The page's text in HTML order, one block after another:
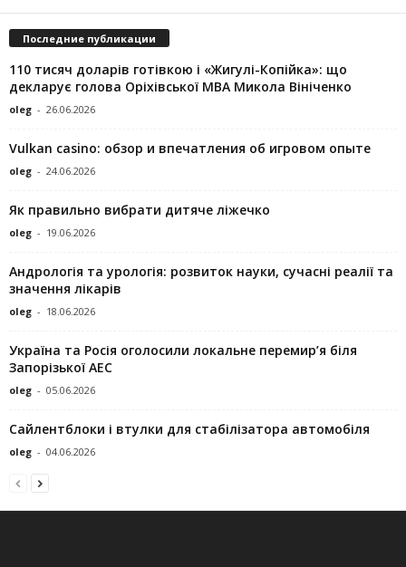
Последние публикации
110 тисяч доларів готівкою і «Жигулі-Копійка»: що
декларує голова Оріхівської МВА Микола Вініченко
oleg - 26.06.2026
Vulkan casino: обзор и впечатления об игровом опыте
oleg - 24.06.2026
Як правильно вибрати дитяче ліжечко
oleg - 19.06.2026
Андрологія та урологія: розвиток науки, сучасні реалії та
значення лікарів
oleg - 18.06.2026
Україна та Росія оголосили локальне перемир’я біля
Запорізької АЕС
oleg - 05.06.2026
Сайлентблоки і втулки для стабілізатора автомобіля
oleg - 04.06.2026